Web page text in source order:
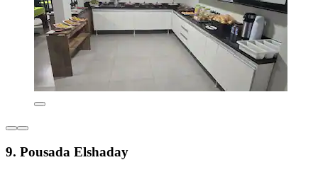
9. Pousada Elshaday